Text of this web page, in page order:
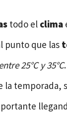
todo el clima
punto que las
25°C y 35°C
la temporada,